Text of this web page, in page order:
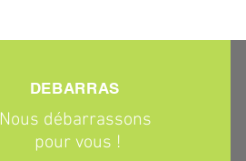
DEBARRAS
Nous débarrassons
pour vous !